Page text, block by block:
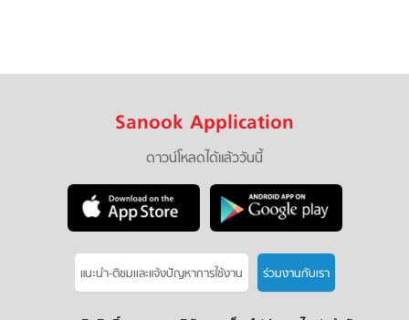
Sanook Application
ดาวน์โหลดได้แล้ววันนี้
แนะนำ-ติชมเเละแจ้งปัญหาการใช้งาน ร่วมงานกับเรา